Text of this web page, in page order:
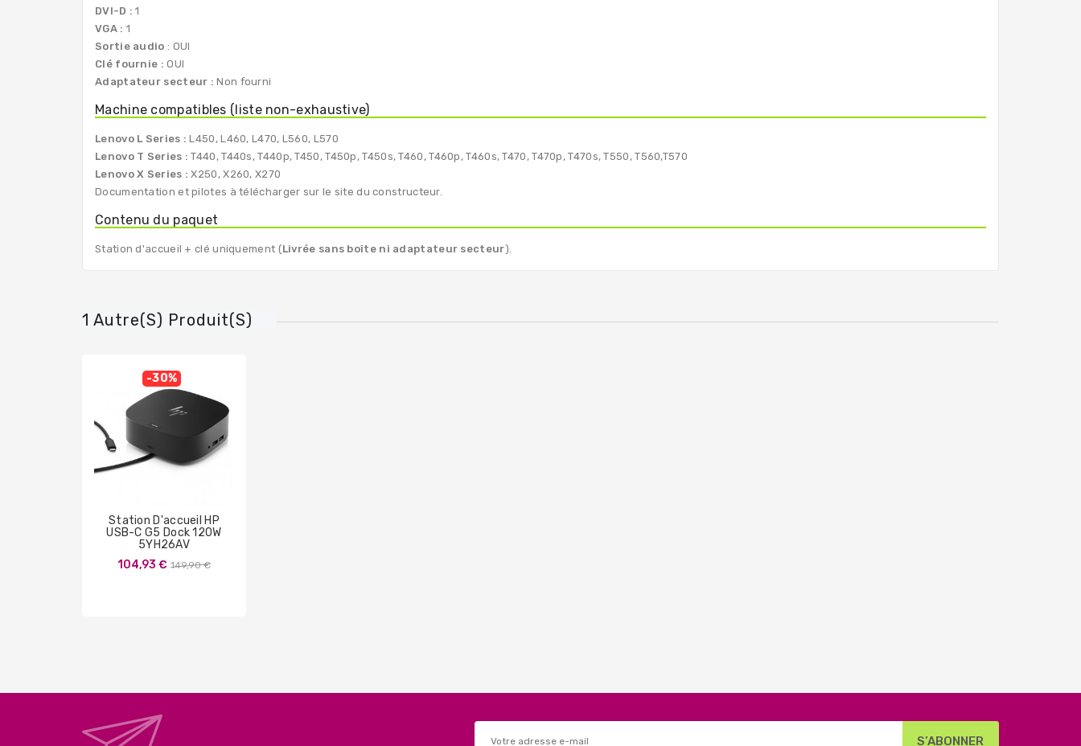
DVI-D : 1
VGA : 1
Sortie audio : OUI
Clé fournie : OUI
Adaptateur secteur : Non fourni
Machine compatibles (liste non-exhaustive)
Lenovo L Series : L450, L460, L470, L560, L570
Lenovo T Series : T440, T440s, T440p, T450, T450p, T450s, T460, T460p, T460s, T470, T470p, T470s, T550, T560,T570
Lenovo X Series : X250, X260, X270
Documentation et pilotes à télécharger sur le site du constructeur.
Contenu du paquet
Station d'accueil + clé uniquement (Livrée sans boîte ni adaptateur secteur).
1 Autre(s) Produit(s)
-30%
Station D'accueil HP
USB-C G5 Dock 120W
5YH26AV
104,93 € Prix
149,90 €